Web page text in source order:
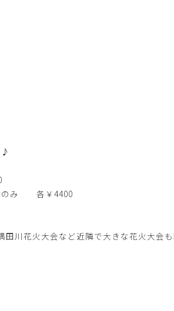
♪
のみ 各￥4400
田川花火大会など近隣で大きな花火大会